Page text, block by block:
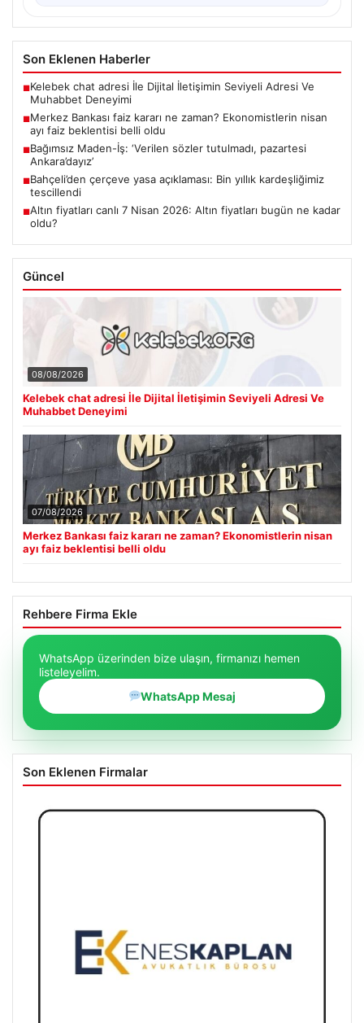
Son Eklenen Haberler
■Kelebek chat adresi İle Dijital İletişimin Seviyeli Adresi Ve
Muhabbet Deneyimi
■Merkez Bankası faiz kararı ne zaman? Ekonomistlerin nisan
ayı faiz beklentisi belli oldu
■Bağımsız Maden-İş: ‘Verilen sözler tutulmadı, pazartesi
Ankara’dayız’
■Bahçeli’den çerçeve yasa açıklaması: Bin yıllık kardeşliğimiz
tescillendi
■Altın fiyatları canlı 7 Nisan 2026: Altın fiyatları bugün ne kadar
oldu?
Güncel
08/08/2026
Kelebek chat adresi İle Dijital İletişimin Seviyeli Adresi Ve
Muhabbet Deneyimi
07/08/2026
Merkez Bankası faiz kararı ne zaman? Ekonomistlerin nisan
ayı faiz beklentisi belli oldu
Rehbere Firma Ekle
WhatsApp üzerinden bize ulaşın, firmanızı hemen
listeleyelim.
WhatsApp Mesaj
Son Eklenen Firmalar